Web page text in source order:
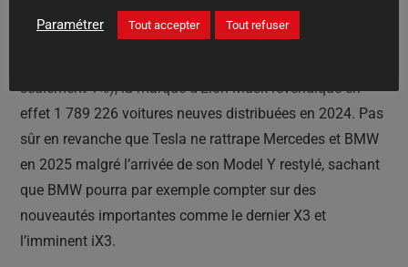
Cette relative méforme d’Audi permet pour la première
fois de son histoire à Tesla de lui passer devant.
seulement 1%), la marque d’Elon Musk revendique en
effet 1 789 226 voitures neuves distribuées en 2024. Pas
sûr en revanche que Tesla ne rattrape Mercedes et BMW
en 2025 malgré l’arrivée de son Model Y restylé, sachant
que BMW pourra par exemple compter sur des
nouveautés importantes comme le dernier X3 et
l’imminent iX3.
Paramétrer Tout accepter Tout refuser